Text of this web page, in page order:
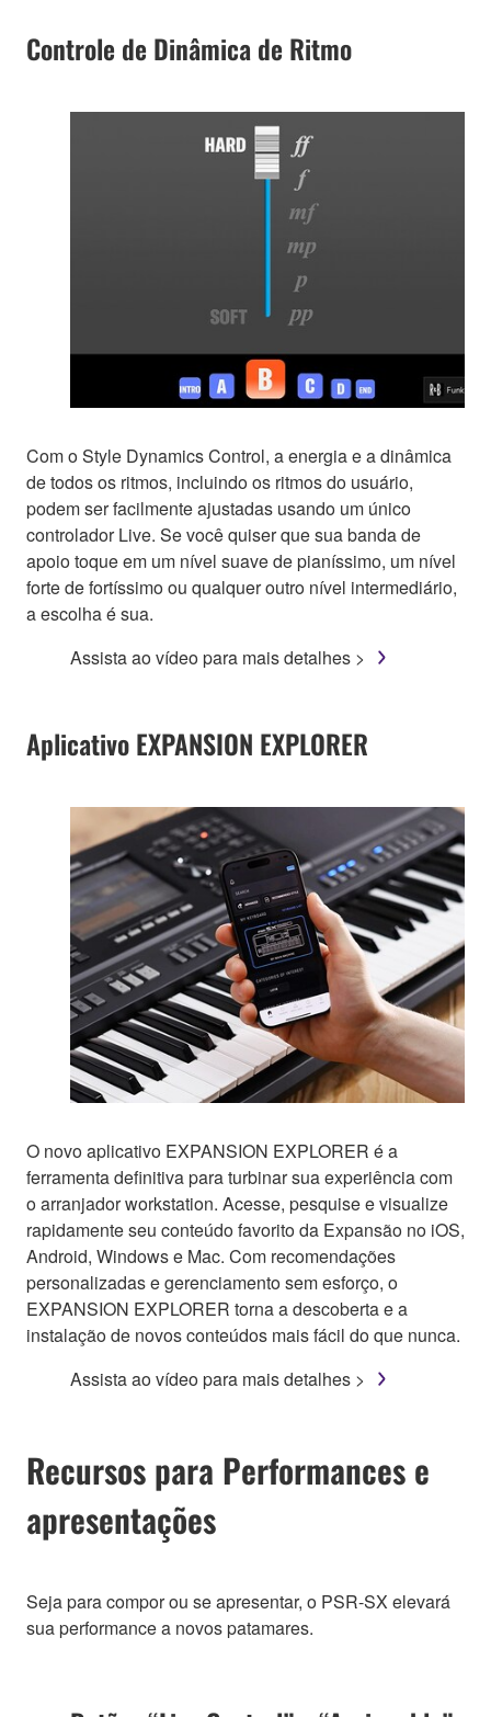
Controle de Dinâmica de Ritmo
Com o Style Dynamics Control, a energia e a dinâmica
de todos os ritmos, incluindo os ritmos do usuário,
podem ser facilmente ajustadas usando um único
controlador Live. Se você quiser que sua banda de
apoio toque em um nível suave de pianíssimo, um nível
forte de fortíssimo ou qualquer outro nível intermediário,
a escolha é sua.
Assista ao vídeo para mais detalhes >
Aplicativo EXPANSION EXPLORER
O novo aplicativo EXPANSION EXPLORER é a
ferramenta definitiva para turbinar sua experiência com
o arranjador workstation. Acesse, pesquise e visualize
rapidamente seu conteúdo favorito da Expansão no iOS,
Android, Windows e Mac. Com recomendações
personalizadas e gerenciamento sem esforço, o
EXPANSION EXPLORER torna a descoberta e a
instalação de novos conteúdos mais fácil do que nunca.
Assista ao vídeo para mais detalhes >
Recursos para Performances e
apresentações
Seja para compor ou se apresentar, o PSR-SX elevará
sua performance a novos patamares.